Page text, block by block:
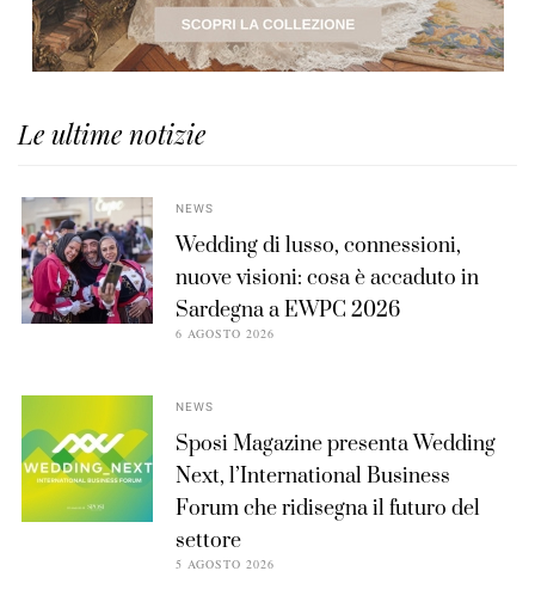
Le ultime notizie
NEWS
Wedding di lusso, connessioni,
nuove visioni: cosa è accaduto in
Sardegna a EWPC 2026
6 AGOSTO 2026
NEWS
Sposi Magazine presenta Wedding
Next, l’International Business
Forum che ridisegna il futuro del
settore
5 AGOSTO 2026